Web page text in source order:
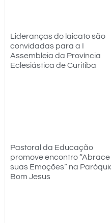
Lideranças do laicato são
convidadas para a I
Assembleia da Província
Eclesiástica de Curitiba
Pastoral da Educação
promove encontro “Abrace
suas Emoções” na
Bom Jesus